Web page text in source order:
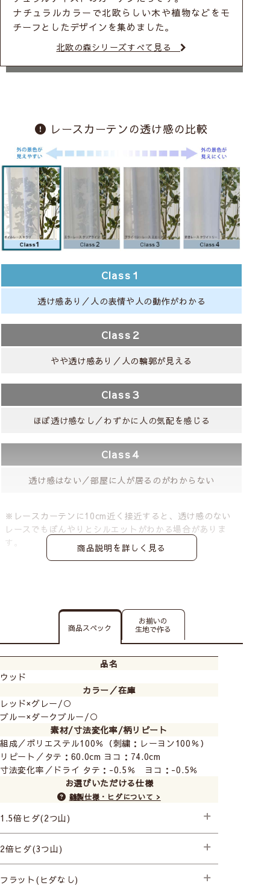
ナチュラルカラーで北欧らしい木や植物などをモ
チーフとしたデザインを集めました。
北欧の森シリーズすべて見る
レースカーテンの透け感の比較
Class１
透け感あり／人の表情や人の動作がわかる
Class２
やや透け感あり／人の輪郭が見える
Class３
ほぼ透け感なし／わずかに人の気配を感じる
Class４
透け感はない／部屋に人が居るのがわからない
※レースカーテンに10cm近く接近すると、透け感のない
レースでもぼんやりとシルエットがわかる場合がありま
す。
商品説明を詳しく見る
商品スペック
お揃いの
生地で作る
品名
ウッド
カラー／在庫
レッド×グレー/○
ブルー×ダークブルー/○
素材/寸法変化率/柄リピート
組成／ポリエステル100％（刺繍：レーヨン100％）
リピート／タテ：60.0cm ヨコ：74.0cm
寸法変化率／ドライ タテ：-0.5％ ヨコ：-0.5％
お選びいただける仕様
縫製仕様・ヒダについて >
1.5倍ヒダ(2つ山)
├プレミアム縫製
├プレミアム縫製+形状記憶(両開き) +1,980円
2倍ヒダ(3つ山)
├プレミアム縫製
フラット(ヒダなし)